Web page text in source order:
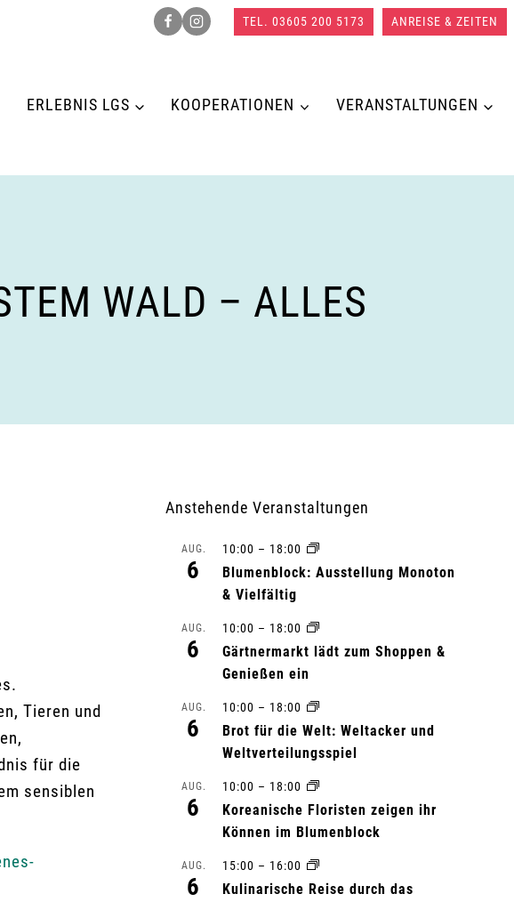
TEL. 03605 200 5173 ANREISE & ZEITEN
ERLEBNIS LGS KOOPERATIONEN VERANSTALTUNGEN
WALD – ALLES
Tieren und
für die
sensiblen
Anstehende Veranstaltungen
AUG.
6
10:00 – 18:00
Blumenblock: Ausstellung Monoton
& Vielfältig
AUG.
6
10:00 – 18:00
Gärtnermarkt lädt zum Shoppen &
Genießen ein
AUG.
6
10:00 – 18:00
Brot für die Welt: Weltacker und
Weltverteilungsspiel
AUG.
6
10:00 – 18:00
Koreanische Floristen zeigen ihr
Können im Blumenblock
AUG.
6
15:00 – 16:00
Kulinarische Reise durch das